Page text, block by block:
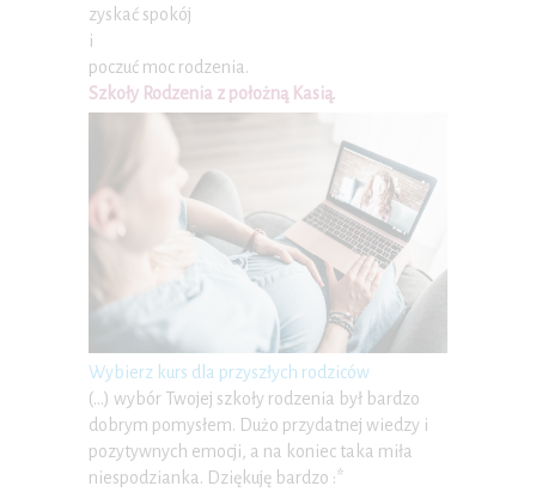
zyskać spokój
i
poczuć moc rodzenia.
Szkoły Rodzenia z położną Kasią.
Wybierz kurs dla przyszłych rodziców
(…) wybór Twojej szkoły rodzenia był bardzo
dobrym pomysłem. Dużo przydatnej wiedzy i
pozytywnych emocji, a na koniec taka miła
niespodzianka. Dziękuję bardzo :*